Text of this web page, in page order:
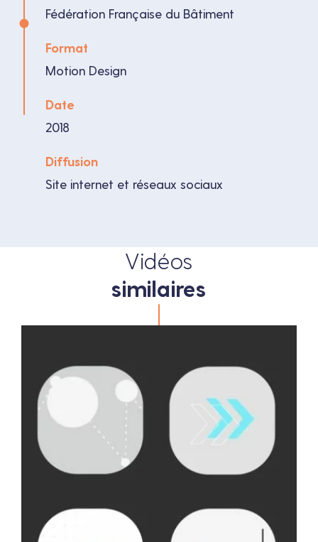
Fédération Française du Bâtiment
Format
Motion Design
Date
2018
Diffusion
Site internet et réseaux sociaux
Vidéos
similaires